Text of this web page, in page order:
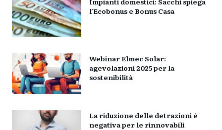
l’Ecobonus e Bonus Casa
Webinar Elmec Solar:
agevolazioni 2025 per la
sostenibilità
La riduzione delle detrazioni è
negativa per le rinnovabili